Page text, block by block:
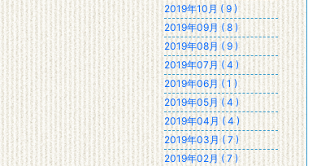
2019年10月 ( 9 )
2019年09月 ( 8 )
2019年08月 ( 9 )
2019年07月 ( 4 )
2019年06月 ( 1 )
2019年05月 ( 4 )
2019年04月 ( 4 )
2019年03月 ( 7 )
2019年02月 ( 7 )